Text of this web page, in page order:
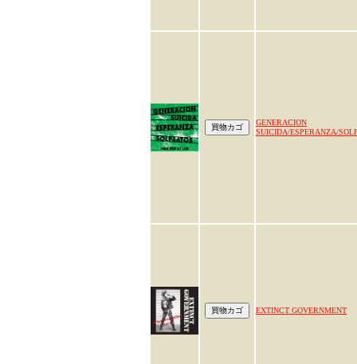
GENERACION
SUICIDA/ESPERANZA/
EXTINCT GOVERNMENT